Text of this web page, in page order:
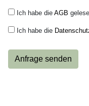
Ich habe die AGB
Ich habe die
Anfrage senden